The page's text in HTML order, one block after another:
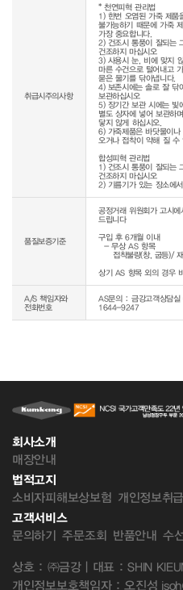
취급시주의사항
* 천연피혁 관리법
1) 한번 오염된 가죽 제품
불가능하기 때문에 가죽
가장 중요합니다.
2) 건조시 통풍이 잘되는
건조하지 마십시오
3) 사용시 눈, 비에 맞지
마른 수건으로 털어내고
묻은 물기를 닦아냅니다.
4) 보존시에는 솔로 잘 닦
보관하십시오
5) 장기간 보관 시에는 빛
별도 상자에 넣어 보관하
닿지 않게 하십시오.
6) 가죽제품은 바닷물이
오거나 접착이 약해 질 수
합성피혁 관리법
1) 건조시 통풍이 잘되는
건조하지 마십시오
품질보증기준
공정거래 위원회가 고시
드립니다
구입 후 6개월 이내
  - 무상 AS 항목
상기 AS 항목 외의 경우
A/S 책임자와
전화번호
AS문의 : 금강고객상담
1644-9247
회사소개
매장안내
법적고지
소비자피해보상보험 개인정보취
고객서비스
문의하기 주문조회 반품안내 수
상호 : ㈜금강 | 대표 : SHIN
개인정보보호책임자 : 오진성